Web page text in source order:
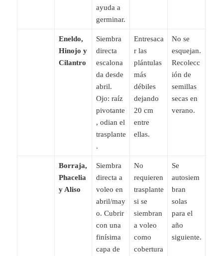
ayuda a
germinar.
Eneldo,
Hinojo y
Cilantro
Siembra
directa
escalona
da desde
abril.
Ojo: raíz
pivotante
, odian el
trasplante
.
Entresaca
r las
plántulas
más
débiles
dejando
20 cm
entre
ellas.
No se
esquejan.
Recolecc
ión de
semillas
secas en
verano.
Borraja,
Phacelia
y Aliso
Siembra
directa a
voleo en
abril/may
o. Cubrir
con una
finísima
capa de
No
requieren
trasplante
si se
siembran
a voleo
como
cobertura
Se
autosiem
bran
solas
para el
año
siguiente.